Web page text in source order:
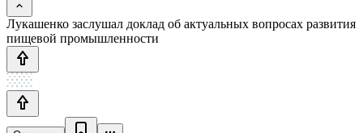
Лукашенко заслушал доклад об актуальных вопросах развития
пищевой промышленности